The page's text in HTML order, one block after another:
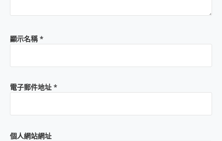
顯示名稱*
電子郵件地址 *
個人網站網址